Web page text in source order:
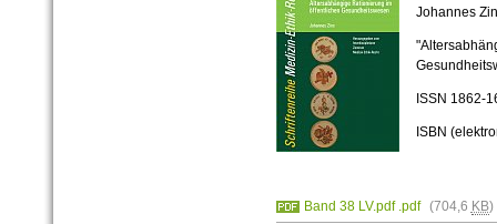
Johannes
ISSN 1862-
ISBN
Band 38 LV.pdf .pdf (704,6 KB)